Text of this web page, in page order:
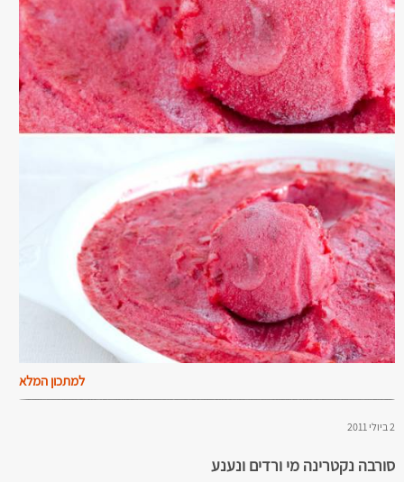
למתכון המלא
2 ביולי 2011
סורבה נקטרינה מי ורדים ונענע